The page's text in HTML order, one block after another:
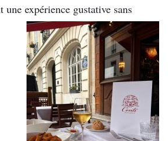
une expérience gustative sans